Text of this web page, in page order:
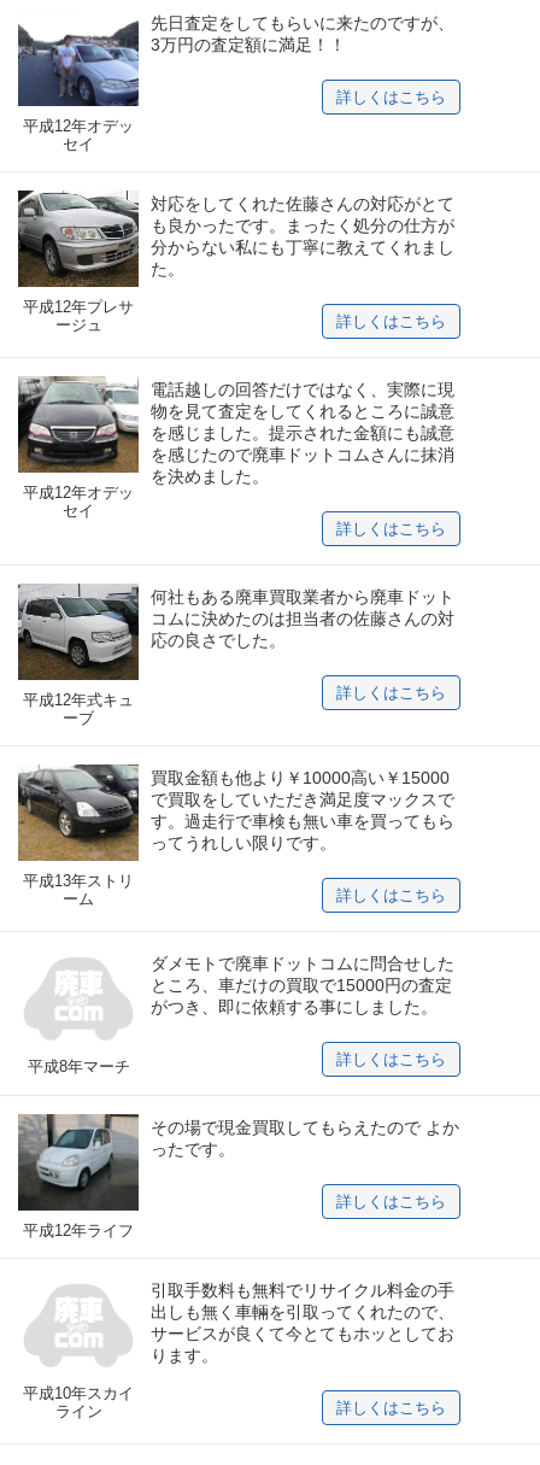
平成12年オデッ
セイ
先日査定をしてもらいに来たのですが、
3万円の査定額に満足！！
詳しくはこちら
平成12年プレサ
ージュ
対応をしてくれた佐藤さんの対応がとて
も良かったです。まったく処分の仕方が
分からない私にも丁寧に教えてくれまし
た。
詳しくはこちら
平成12年オデッ
セイ
電話越しの回答だけではなく、実際に現
物を見て査定をしてくれるところに誠意
を感じました。提示された金額にも誠意
を感じたので廃車ドットコムさんに抹消
を決めました。
詳しくはこちら
平成12年式キュ
ーブ
何社もある廃車買取業者から廃車ドット
コムに決めたのは担当者の佐藤さんの対
応の良さでした。
詳しくはこちら
平成13年ストリ
ーム
買取金額も他より￥10000高い￥15000
で買取をしていただき満足度マックスで
す。過走行で車検も無い車を買ってもら
ってうれしい限りです。
詳しくはこちら
平成8年マーチ
ダメモトで廃車ドットコムに問合せした
ところ、車だけの買取で15000円の査定
がつき、即に依頼する事にしました。
詳しくはこちら
平成12年ライフ
その場で現金買取してもらえたので よか
ったです。
詳しくはこちら
平成10年スカイ
ライン
引取手数料も無料でリサイクル料金の手
出しも無く車輛を引取ってくれたので、
サービスが良くて今とてもホッとしてお
ります。
詳しくはこちら